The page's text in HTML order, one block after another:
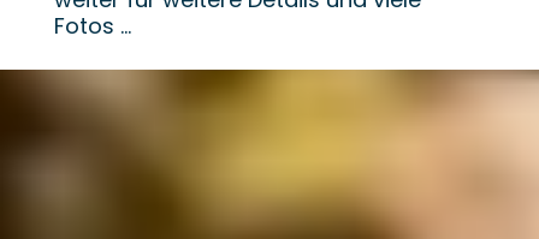
Fotos ...